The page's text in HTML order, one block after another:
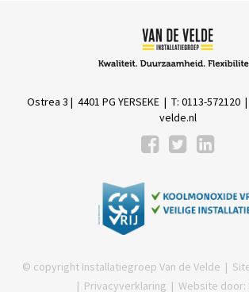
Ostrea 3 | 4401 PG YERSEKE | T: 0113-572120
velde.nl
© copyright Installatiegroep Van de Velde |
| Privacyverklaring | Website door: